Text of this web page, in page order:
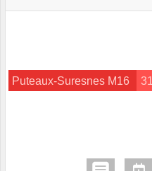
Puteaux-Suresnes M16 31